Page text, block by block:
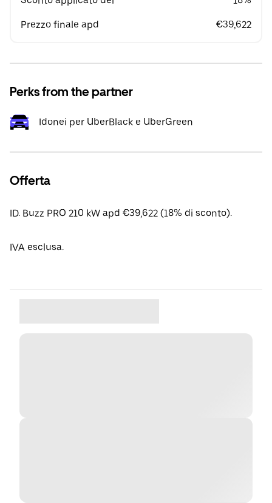
Prezzo finale apd €39,622
Perks from the partner
Idonei per UberBlack e UberGreen
Offerta
ID. Buzz PRO 210 kW apd €39,622 (18% di sconto).
IVA esclusa.